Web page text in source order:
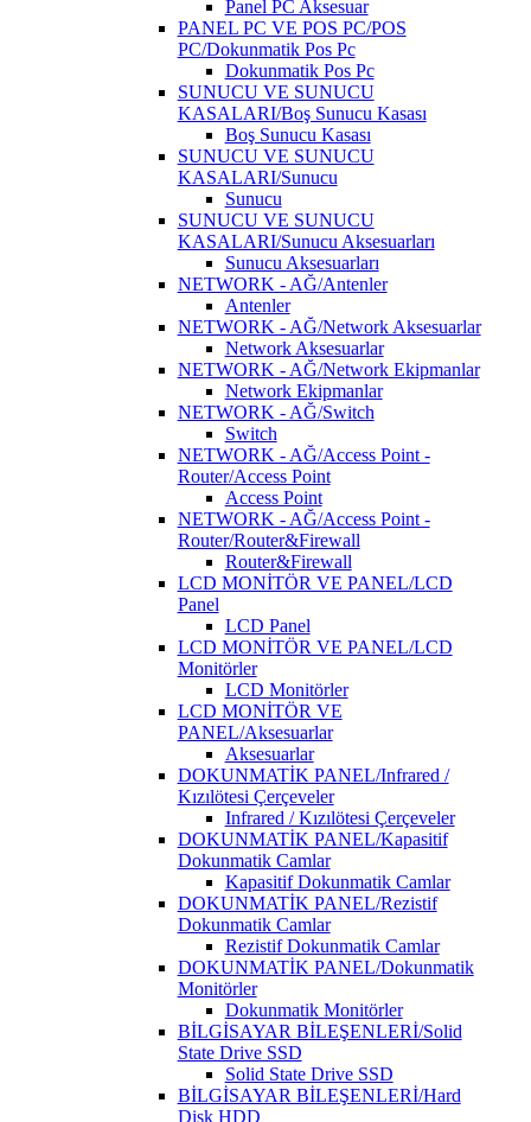
Panel PC Aksesuar
PANEL PC VE POS PC/POS
PC/Dokunmatik Pos Pc
Dokunmatik Pos Pc
SUNUCU VE SUNUCU
KASALARI/Boş Sunucu Kasası
Boş Sunucu Kasası
SUNUCU VE SUNUCU
KASALARI/Sunucu
Sunucu
SUNUCU VE SUNUCU
KASALARI/Sunucu Aksesuarları
Sunucu Aksesuarları
NETWORK - AĞ/Antenler
Antenler
NETWORK - AĞ/Network Aksesuarlar
Network Aksesuarlar
NETWORK - AĞ/Network Ekipmanlar
Network Ekipmanlar
NETWORK - AĞ/Switch
Switch
NETWORK - AĞ/Access Point -
Router/Access Point
Access Point
NETWORK - AĞ/Access Point -
Router/Router&Firewall
Router&Firewall
LCD MONİTÖR VE PANEL/LCD
Panel
LCD Panel
LCD MONİTÖR VE PANEL/LCD
Monitörler
LCD Monitörler
LCD MONİTÖR VE
PANEL/Aksesuarlar
Aksesuarlar
DOKUNMATİK PANEL/Infrared /
Kızılötesi Çerçeveler
Infrared / Kızılötesi Çerçeveler
DOKUNMATİK PANEL/Kapasitif
Dokunmatik Camlar
Kapasitif Dokunmatik Camlar
DOKUNMATİK PANEL/Rezistif
Dokunmatik Camlar
Rezistif Dokunmatik Camlar
DOKUNMATİK PANEL/Dokunmatik
Monitörler
Dokunmatik Monitörler
BİLGİSAYAR BİLEŞENLERİ/Solid
State Drive SSD
Solid State Drive SSD
BİLGİSAYAR BİLEŞENLERİ/Hard
Disk HDD